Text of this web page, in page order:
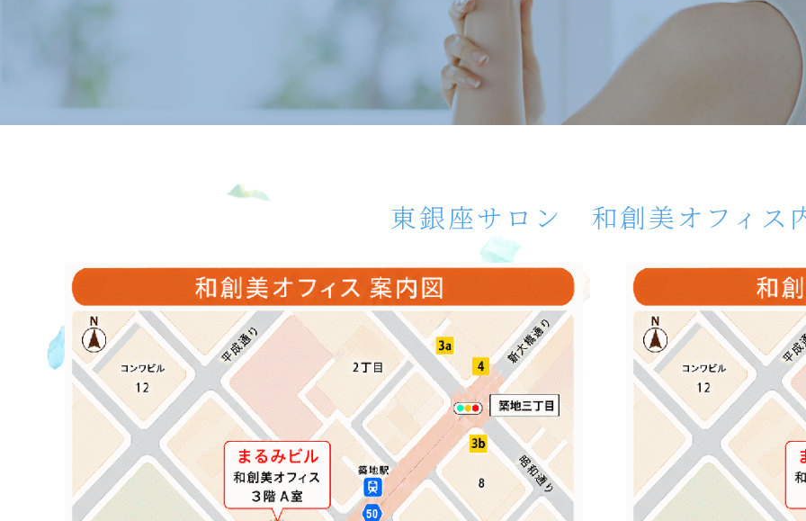
東銀座サロン 和創美オフィス